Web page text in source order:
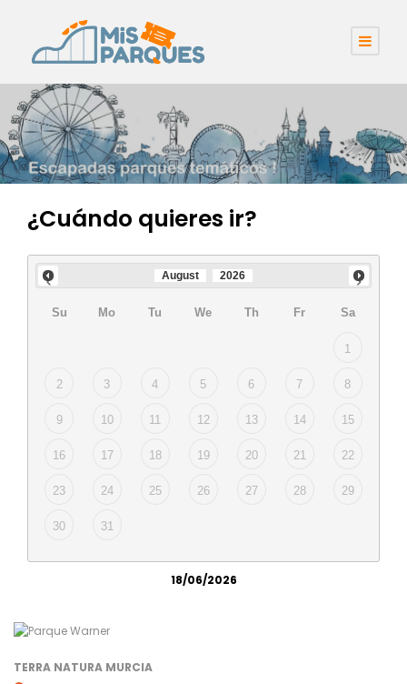
¿Cuándo quieres ir?
August 2026
Su Mo Tu We Th Fr Sa
1
2 3 4 5 6 7 8
9 10 11 12 13 14 15
16 17 18 19 20 21 22
23 24 25 26 27 28 29
30 31
18/06/2026
TERRA NATURA MURCIA